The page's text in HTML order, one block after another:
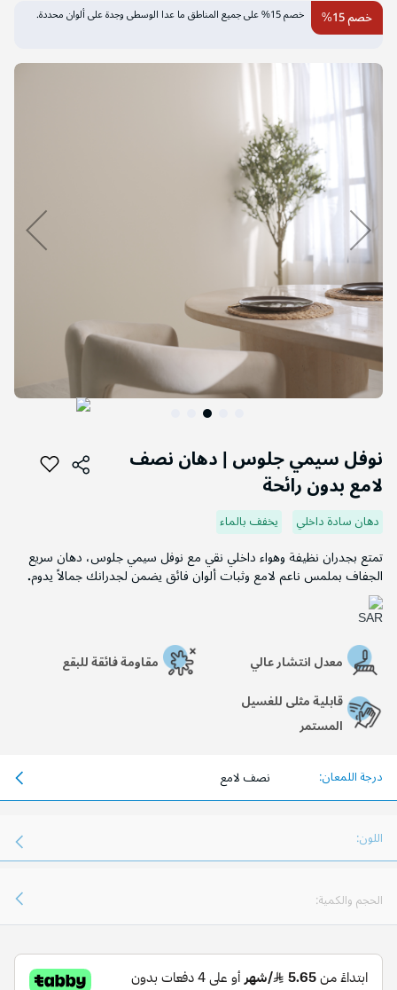
نوفل سيمي جلوس | دهان نصف
لامع بدون رائحة
دهان سادة داخلي يخفف بالماء
تمتع بجدران نظيفة وهواء داخلي نقي مع نوفل سيمي جلوس، دهان سريع
الجفاف بملمس ناعم لامع وثبات ألوان فائق يضمن لجدرانك جمالاً يدوم.
معدل انتشار عالي
مقاومة فائقة للبقع
قابلية مثلى للغسيل
المستمر
درجة اللمعان: نصف لامع
اللون:
الحجم والكمية:
التخطي
إلى
معرض
خصم 15% خصم 15% على جميع المناطق ما عدا الوسطى وجدة على ألوان محددة.
إلى
بداية
معرض
الصور